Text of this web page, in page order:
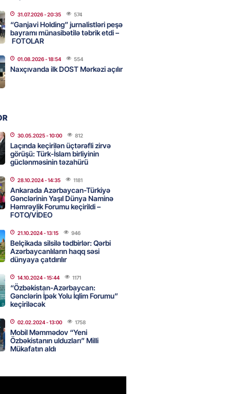
çıxan məktəbdə nələr
REPORTAJ
- 17:15
yayılan iddialarla
verib: “İddiaların
hissəsi həqiqəti əks
- 16:45
Ankarada suriyalı həmkarı
ilə görüşüb
- 16:45
MÜTLƏQ OXUYUN!
- 16:30
rayon təşkilatında
31.07.2026- 20:35 574
“Ganjavi Holding” jurnalistləri peşə
bayramı münasibətilə təbrik etdi –
FOTOLAR
01.08.2026- 18:54 554
Naxçıvanda ilk DOST Mərkəzi açılır
30.05.2025- 10:00 812
Laçında keçirilən üçtərəfli zirvə
görüşü: Türk-İslam birliyinin
güclənməsinin təzahürü
28.10.2024- 14:35 1181
Ankarada Azərbaycan-Türkiyə
Gənclərinin Yaşıl Dünya Naminə
Həmrəylik Forumu keçirildi –
FOTO/VİDEO
21.10.2024- 13:15 946
Belçikada silsilə tədbirlər: Qərbi
Azərbaycanlıların haqq səsi
dünyaya çatdırılır
14.10.2024- 15:44 1171
“Özbəkistan-Azərbaycan:
Gənclərin İpək Yolu İqlim Forumu”
keçiriləcək
02.02.2024- 13:00 1758
Mobil Məmmədov “Yeni
Özbəkistanın ulduzları” Milli
Mükafatın aldı